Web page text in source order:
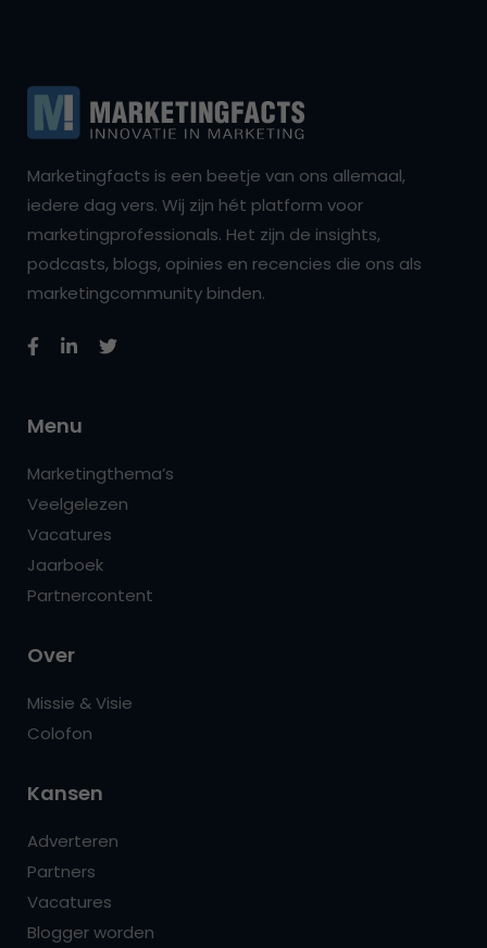
Marketingfacts is een beetje van ons allemaal,
iedere dag vers. Wij zijn hét platform voor
marketingprofessionals. Het zijn de insights,
podcasts, blogs, opinies en recencies die ons als
marketingcommunity binden.
Menu
Marketingthema’s
Veelgelezen
Vacatures
Jaarboek
Partnercontent
Over
Missie & Visie
Colofon
Kansen
Adverteren
Partners
Vacatures
Blogger worden